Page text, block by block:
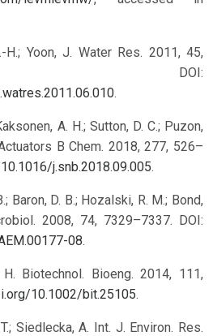
H.; Yoon, J. Water Res. 2011, 45,
DOI:
.
A. H.; Sutton, D. C.; Puzon,
B Chem. 2018, 277, 526–
j.snb.2018.09.005.
Baron, D. B.; Hozalski, R. M.; Bond,
2008, 74, 7329–7337. DOI:
08.
Biotechnol. Bioeng. 2014, 111,
10.1002/bit.25105.
Siedlecka, A. Int. J. Environ. Res.